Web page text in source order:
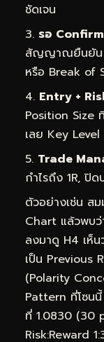
ชัดเจน
รอ
สัญญาณยืนยัน
หรือ Break of
Entry +
Position Size
เลย Key
Trade
กำไรถึง 1R, ปิ
ตัวอย่างเช่น ส
Chart แล้วพบว่
ลงมาดู H4 เห็น
เป็น Previous
(Polarity
Pattern ที่โซน
ที่ 1.0830 (30
Risk:Reward